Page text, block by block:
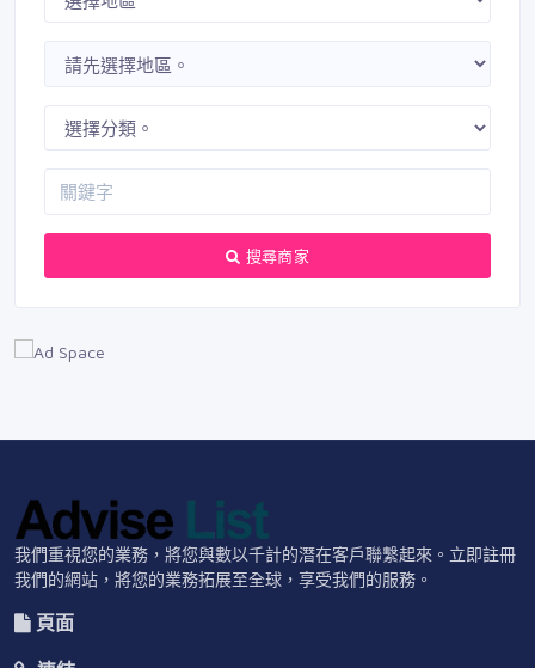
搜尋商家
我們重視您的業務，將您與數以千計的潛在客戶聯繫起來。立即註冊
我們的網站，將您的業務拓展至全球，享受我們的服務。
頁面